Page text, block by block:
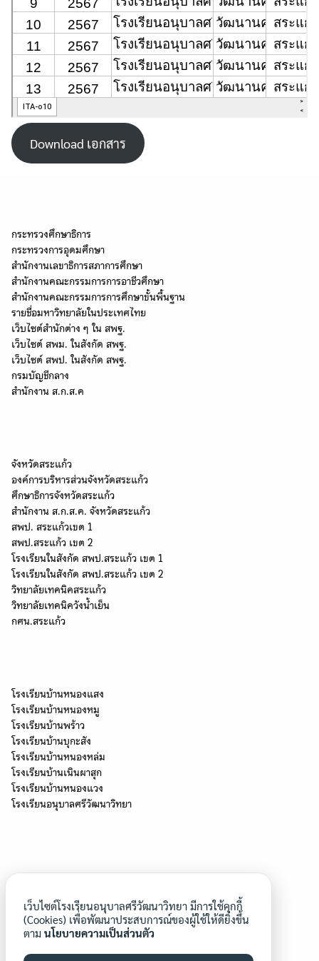
Search
for:
Download เอกสาร
กระทรวงศึกษาธิการ
กระทรวงการอุดมศึกษา
สำนักงานเลขาธิการสภาการศึกษา
สำนักงานคณะกรรมการการอาชีวศึกษา
สำนักงานคณะกรรมการการศึกษาขั้นพื้นฐาน
รายชื่อมหาวิทยาลัยในประเทศไทย
เว็บไซต์สำนักต่าง ๆ ใน สพฐ.
เว็บไซต์ สพม. ในสังกัด สพฐ.
เว็บไซต์ สพป. ในสังกัด สพฐ.
กรมบัญชีกลาง
สำนักงาน ส.ก.ส.ค
จังหวัดสระแก้ว
องค์การบริหารส่วนจังหวัดสระแก้ว
ศึกษาธิการจังหวัดสระแก้ว
สำนักงาน ส.ก.ส.ค. จังหวัดสระแก้ว
สพป. สระแก้วเขต 1
สพป.สระแก้ว เขต 2
โรงเรียนในสังกัด สพป.สระแก้ว เขต 1
โรงเรียนในสังกัด สพป.สระแก้ว เขต 2
วิทยาลัยเทคนิคสระแก้ว
วิทยาลัยเทคนิควังน้ำเย็น
กศน.สระแก้ว
โรงเรียนบ้านหนองแสง
โรงเรียนบ้านหนองหมู
โรงเรียนบ้านพร้าว
โรงเรียนบ้านบุกะสัง
โรงเรียนบ้านหนองหล่ม
โรงเรียนบ้านเนินผาสุก
โรงเรียนบ้านหนองแวง
โรงเรียนอนุบาลศรีวัฒนาวิทยา
โรงเรียนประชารัฐ
โครงการยุวทูตความดี
โรงเรียนวิถีพุทธ
โรงเรียนคุณภาพของชุมชน
เว็บไซต์โรงเรียนอนุบาลศรีวัฒนาวิทยา มีการใช้คุกกี้
(Cookies) เพื่อพัฒนาประสบการณ์ของผู้ใช้ให้ดียิ่งขึ้น
ตาม นโยบายความเป็นส่วนตัว